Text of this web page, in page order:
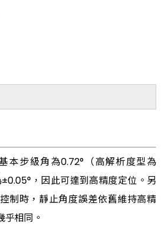
本步級角為0.72°（高解析度型為
，因此可達到高精度定位。另
制時，靜止角度誤差依舊維持高精
乎相同。